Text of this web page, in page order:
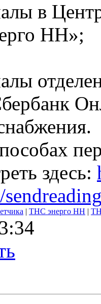
в
НН»;
здесь:
| ТНС энерго НН |